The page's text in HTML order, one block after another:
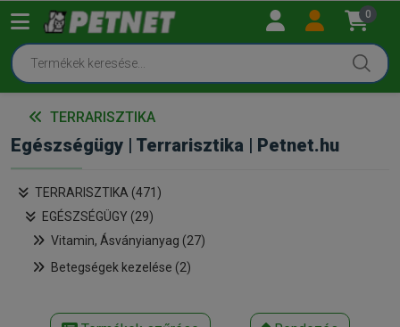
0
TERRARISZTIKA
Egészségügy | Terrarisztika | Petnet.hu
TERRARISZTIKA (471)
EGÉSZSÉGÜGY (29)
Vitamin, Ásványianyag (27)
Betegségek kezelése (2)